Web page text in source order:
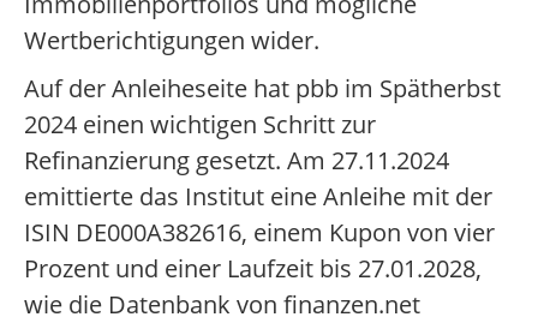
Wertberichtigungen wider.
Auf der Anleiheseite hat pbb im Spätherbst
2024 einen wichtigen Schritt zur
Refinanzierung gesetzt. Am 27.11.2024
emittierte das Institut eine Anleihe mit der
ISIN DE000A382616, einem Kupon von vier
Prozent und einer Laufzeit bis 27.01.2028,
wie die Datenbank von finanzen.net